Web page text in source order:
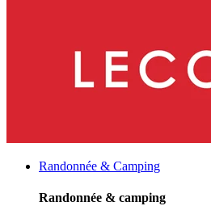
Randonnée & Camping
Randonnée & camping